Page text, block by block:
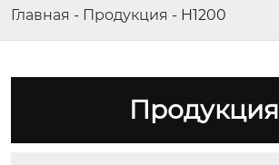
Главная - Продукция - H1200
Продукция